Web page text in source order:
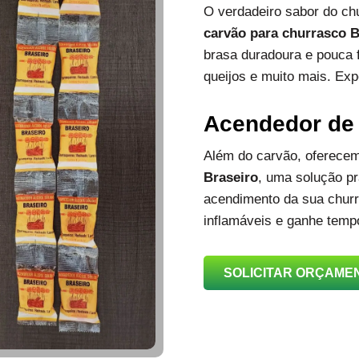
O verdadeiro sabor do
carvão para churrasco
brasa duradoura e
queijos e muito mais.
Acendedor
Além do carvão,
Braseiro, uma solução
acendimento da sua
inflamáveis e ganhe
SOLICITAR